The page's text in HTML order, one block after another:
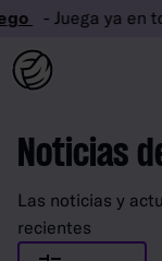
- Juega ya en
Noticias
Las noticias y
recientes